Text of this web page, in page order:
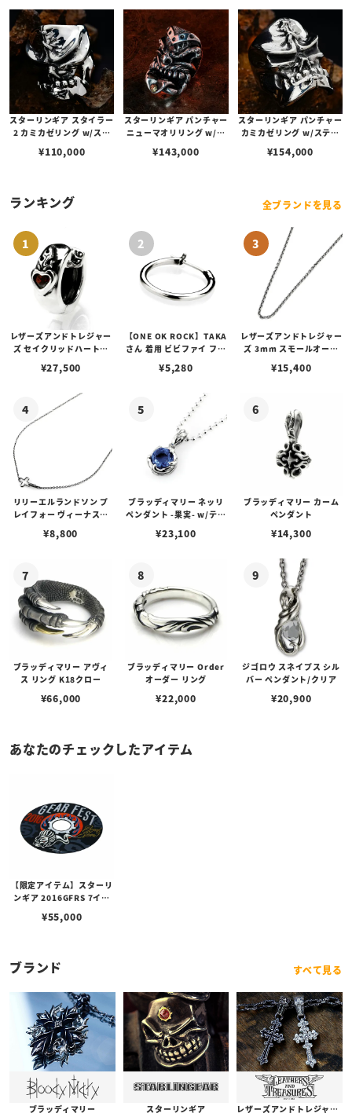
スターリンギア スタイラー
2 カミカゼリング w/ステ
¥110,000
スターリンギア パンチャー
ニューマオリリング w/ブ
¥143,000
スターリンギア パンチャー
カミカゼリング w/ステッ
¥154,000
ランキング 全ブランドを見る
レザーズアンドトレジャー
ズ セイクリッドハートピ
¥27,500
【ONE OK ROCK】TAKA
さん 着用 ビビファイ フー
¥5,280
レザーズアンドトレジャー
ズ 3mm スモールオーバ
ブスタークラスプ＆LTロ
¥15,400
リリーエルランドソン プ
レイフォー ヴィーナスチ
¥8,800
ブラッディマリー ネッリ
ペンダント -果実- w/ティ
¥23,100
ブラッディマリー カーム
ペンダント
¥14,300
ブラッディマリー アヴィ
ス リング K18クロー
¥66,000
ブラッディマリー Order
オーダー リング
¥22,000
ジゴロウ スネイプス シル
バー ペンダント/クリア
¥20,900
あなたのチェックしたアイテム
【限定アイテム】スターリ
ンギア 2016GFRS 7イン
¥55,000
ブランド すべて見る
ブラッディマリー スターリンギア レザーズアンドトレジャーズ